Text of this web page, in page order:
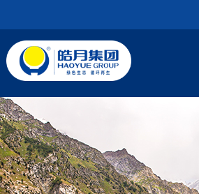
MENU